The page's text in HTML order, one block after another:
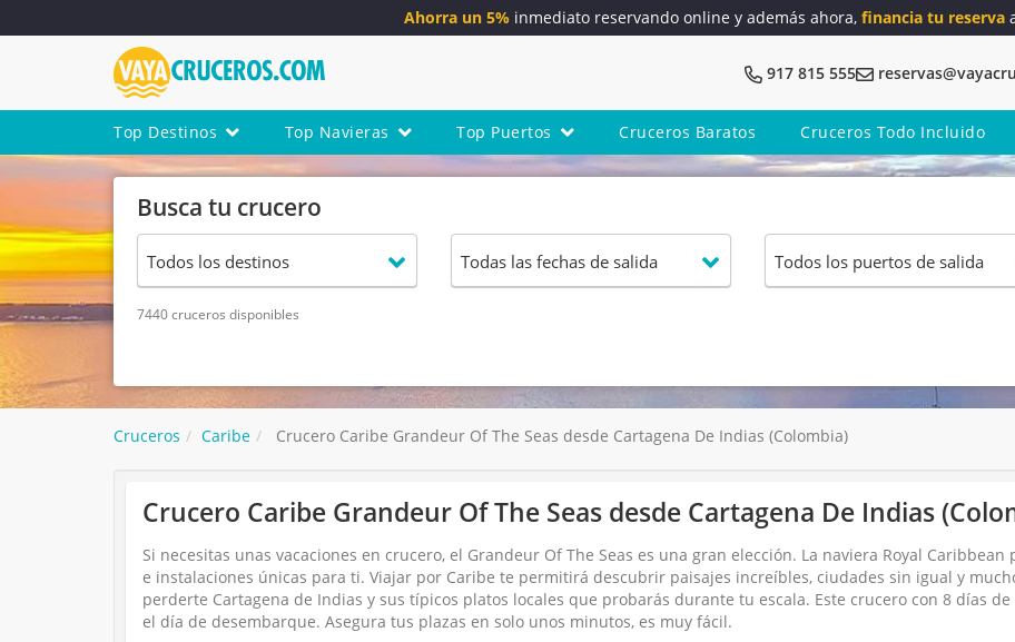
Ahorra un 5%inmediato reservando online y además ahora, financia tu reserva
917 815 555
Top Destinos Top Navieras Top Puertos Cruceros Baratos Cruceros Todo Incluido
Busca tu crucero
7440 cruceros disponibles
Cruceros Caribe Crucero Caribe Grandeur Of The Seas desde Cartagena De Indias (Colombia)
Crucero Caribe Grandeur Of The Seas desde Cartagena De Indias
Si necesitas unas vacaciones en crucero, el Grandeur Of The Seas es una gran elección. La naviera Royal
e instalaciones únicas para ti. Viajar por Caribe te permitirá descubrir paisajes increíbles, ciudades sin igual y
perderte Cartagena de Indias y sus típicos platos locales que probarás durante tu escala. Este crucero con 8 días
el día de desembarque. Asegura tus plazas en solo unos minutos, es muy fácil.